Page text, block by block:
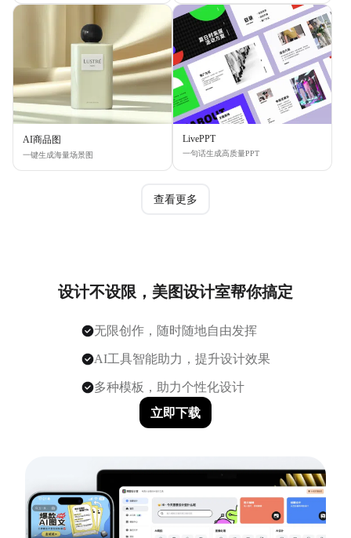
AI商品图
一键生成海量场景图
LivePPT
一句话生成高质量PPT
查看更多
设计不设限，美图设计室帮你搞定
无限创作，随时随地自由发挥
AI工具智能助力，提升设计效果
多种模板，助力个性化设计
立即下载